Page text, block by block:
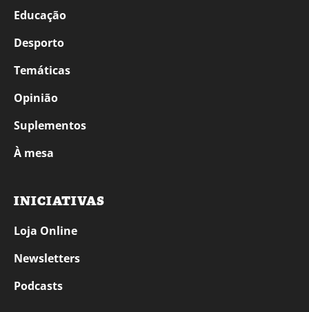
Educação
Desporto
Temáticas
Opinião
Suplementos
À mesa
INICIATIVAS
Loja Online
Newsletters
Podcasts